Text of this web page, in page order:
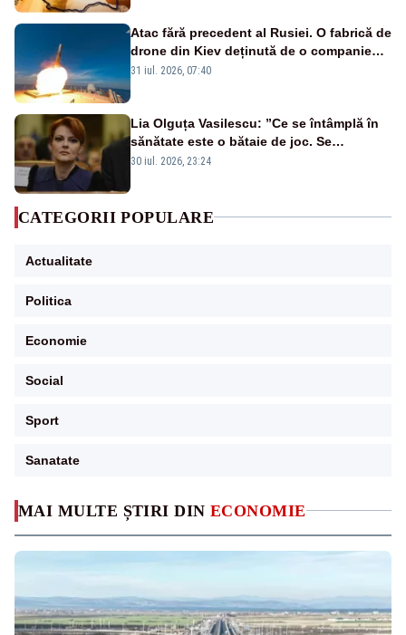
MAI MULTE ȘTIRI DIN ECONOMIE
Atac fără precedent al Rusiei. O fabrică de
drone din Kiev deținută de o companie
americană, distrusă de o rachetă
31 iul. 2026, 07:40
Lia Olguța Vasilescu: ”Ce se întâmplă în
sănătate este o bătaie de joc. Se
guvernează extraordinar de prost”
30 iul. 2026, 23:24
CATEGORII POPULARE
Actualitate
Politica
Economie
Social
Sport
Sanatate